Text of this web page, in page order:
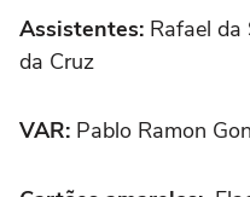
Assistentes: Rafael
da Cruz
VAR: Pablo Ramon